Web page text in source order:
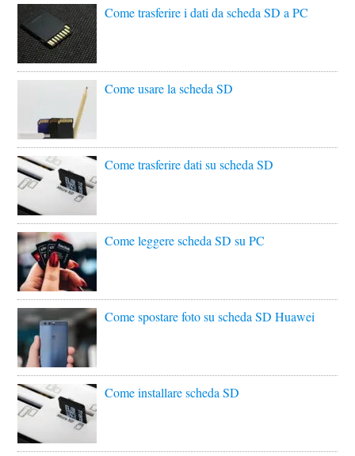
Come trasferire i dati da scheda SD a PC
Come usare la scheda SD
Come trasferire dati su scheda SD
Come leggere scheda SD su PC
Come spostare foto su scheda SD Huawei
Come installare scheda SD